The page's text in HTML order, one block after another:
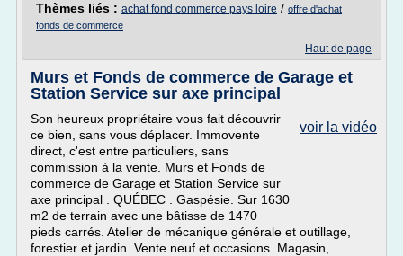
Thèmes liés : achat fond commerce pays loire / offre d'achat
fonds de commerce
Haut de page
Murs et Fonds de commerce de Garage et
Station Service sur axe principal
voir la vidéo
Son heureux propriétaire vous fait découvrir
ce bien, sans vous déplacer. Immovente
direct, c'est entre particuliers, sans
commission à la vente. Murs et Fonds de
commerce de Garage et Station Service sur
axe principal . QUÉBEC . Gaspésie. Sur 1630
m2 de terrain avec une bâtisse de 1470
pieds carrés. Atelier de mécanique générale et outillage,
forestier et jardin. Vente neuf et occasions. Magasin,